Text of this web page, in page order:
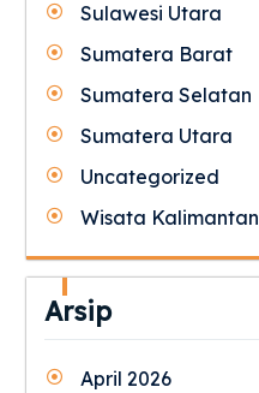
Sulawesi Utara
Sumatera Barat
Sumatera Selatan
Sumatera Utara
Uncategorized
Wisata Kalimantan
Arsip
April 2026